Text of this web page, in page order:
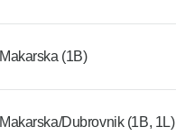
Makarska (1B)
Makarska/Dubrovnik (1B, 1L)